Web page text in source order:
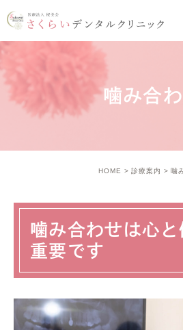
噛み合
HOME 診療案内 噛
噛み合わせは心
重要です